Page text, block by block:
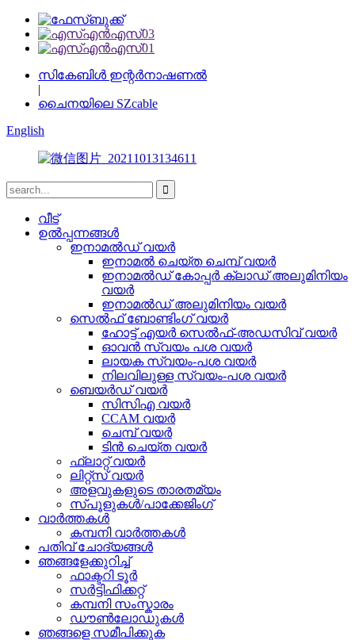
സികേബിൾ ഇന്റർനാഷണൽ
|
ചൈനയിലെ SZcable
English
വീട്
ഉൽപ്പന്നങ്ങൾ
ഇനാമൽഡ് വയർ
ഇനാമൽ ചെയ്ത ചെമ്പ് വയർ
ഇനാമൽഡ് കോപ്പർ ക്ലാഡ് അലുമിനിയം
വയർ
ഇനാമൽഡ് അലുമിനിയം വയർ
സെൽഫ് ബോണ്ടിംഗ് വയർ
ഹോട്ട് എയർ സെൽഫ്-അഡസിവ് വയർ
ഓവൻ സ്വയം പശ വയർ
ലായക സ്വയം-പശ വയർ
നിലവിലുള്ള സ്വയം-പശ വയർ
ബെയർഡ് വയർ
സിസിഎ വയർ
CCAM വയർ
ചെമ്പ് വയർ
ടിൻ ചെയ്ത വയർ
ഫ്ലാറ്റ് വയർ
ലിറ്റ്സ് വയർ
അളവുകളുടെ താരതമ്യം
സ്പൂളുകൾ/പാക്കേജിംഗ്
വാർത്തകൾ
കമ്പനി വാർത്തകൾ
പതിവ് ചോദ്യങ്ങൾ
ഞങ്ങളേക്കുറിച്ച്
ഫാക്ടറി ടൂർ
സർട്ടിഫിക്കറ്റ്
കമ്പനി സംസ്കാരം
ഡൗണ്‍ലോഡുകൾ
ഞങ്ങളെ സമീപിക്കുക